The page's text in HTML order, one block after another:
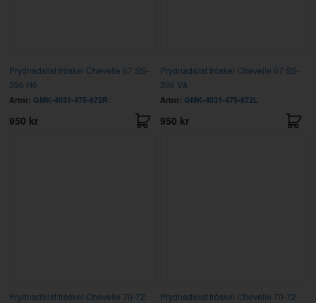
Prydnadslist tröskel Chevelle 67 SS-
396 Hö
Artnr: GMK-4031-475-672R
950 kr
Prydnadslist tröskel Chevelle 67 SS-
396 Vä
Artnr: GMK-4031-475-672L
950 kr
Prydnadslist tröskel Chevelle 70-72
Prydnadslist tröskel Chevelle 70-72